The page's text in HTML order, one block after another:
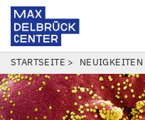
Direkt
zum
Inhalt
Center
PFADNAVIGATION
STARTSEITE NEUIGKEITEN